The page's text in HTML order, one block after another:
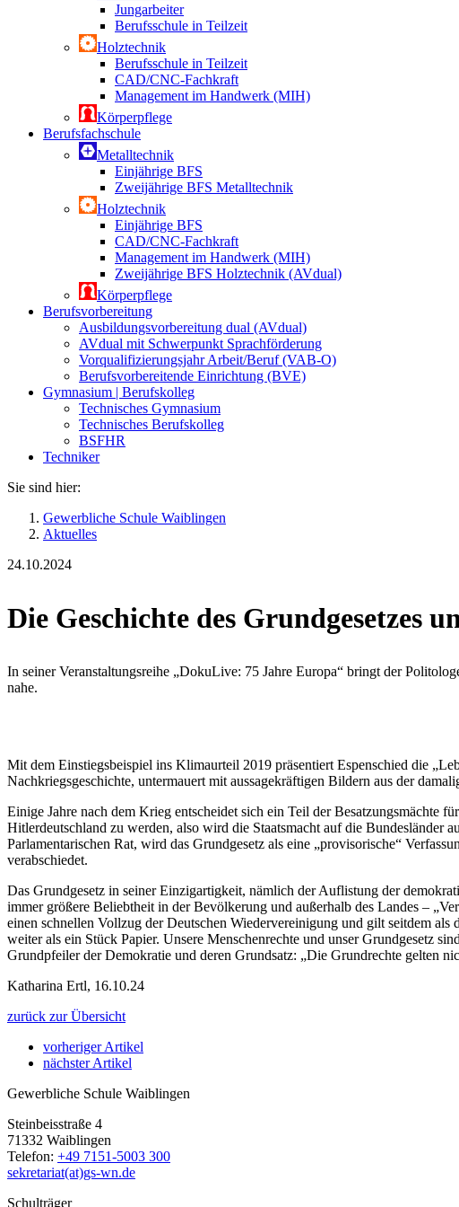
Jungarbeiter
Berufsschule in Teilzeit
Holztechnik
Berufsschule in Teilzeit
CAD/CNC-Fachkraft
Management im Handwerk (MIH)
Körperpflege
Berufsfachschule
Metalltechnik
Einjährige BFS
Zweijährige BFS Metalltechnik
Holztechnik
Einjährige BFS
CAD/CNC-Fachkraft
Management im Handwerk (MIH)
Zweijährige BFS Holztechnik (AVdual)
Körperpflege
Berufsvorbereitung
Ausbildungsvorbereitung dual (AVdual)
AVdual mit Schwerpunkt Sprachförderung
Vorqualifizierungsjahr Arbeit/Beruf (VAB-O)
Berufsvorbereitende Einrichtung (BVE)
Gymnasium | Berufskolleg
Technisches Gymnasium
Technisches Berufskolleg
BSFHR
Techniker
Sie sind hier:
Gewerbliche Schule Waiblingen
Aktuelles
24.10.2024
Die Geschichte des Grundgesetzes
In seiner Veranstaltungsreihe „DokuLive: 75 Jahre Europa“ bringt der
nahe.
Mit dem Einstiegsbeispiel ins Klimaurteil 2019 präsentiert Espenschied die
Nachkriegsgeschichte, untermauert mit aussagekräftigen Bildern aus der
Einige Jahre nach dem Krieg entscheidet sich ein Teil der Besatzungsmächte
Hitlerdeutschland zu werden, also wird die Staatsmacht auf die Bundesländer
Parlamentarischen Rat, wird das Grundgesetz als eine „provisorische“
verabschiedet.
Das Grundgesetz in seiner Einzigartigkeit, nämlich der Auflistung der
immer größere Beliebtheit in der Bevölkerung und außerhalb des Landes –
einen schnellen Vollzug der Deutschen Wiedervereinigung und gilt seitdem
weiter als ein Stück Papier. Unsere Menschenrechte und unser Grundgesetz
Grundpfeiler der Demokratie und deren Grundsatz: „Die Grundrechte gelten
Katharina Ertl, 16.10.24
zurück zur Übersicht
vorheriger Artikel
nächster Artikel
Gewerbliche Schule Waiblingen
Steinbeisstraße 4
71332 Waiblingen
Telefon: +49 7151-5003 300
sekretariat(at)gs-wn.de
Schulträger